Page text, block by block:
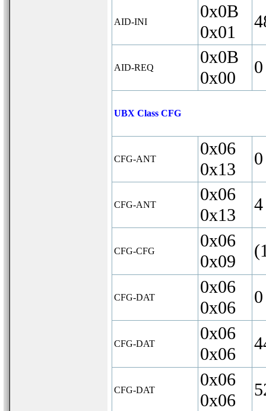
AID-INI
0x0B
0x01
AID-REQ
0x0B
0x00
0
UBX Class CFG
CFG-ANT
0x06
0x13
0
CFG-ANT
0x06
0x13
4
CFG-CFG
0x06
0x09
CFG-DAT
0x06
0x06
0
CFG-DAT
0x06
0x06
CFG-DAT
0x06
0x06